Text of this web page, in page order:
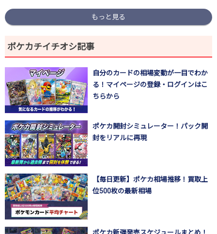
もっと見る
ポケカチイチオシ記事
自分のカードの相場変動が一目でわか
る！マイページの登録・ログインはこ
ちらから
ポケカ開封シミュレーター！パック開
封をリアルに再現
【毎日更新】ポケカ相場推移！買取上
位500枚の最新相場